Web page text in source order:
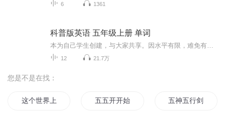
6 1361
科普版英语 五年级上册 单词
12 21.7万
您是不是在找：
这个世界上不单单只有你我五五开开始 五神五行剑